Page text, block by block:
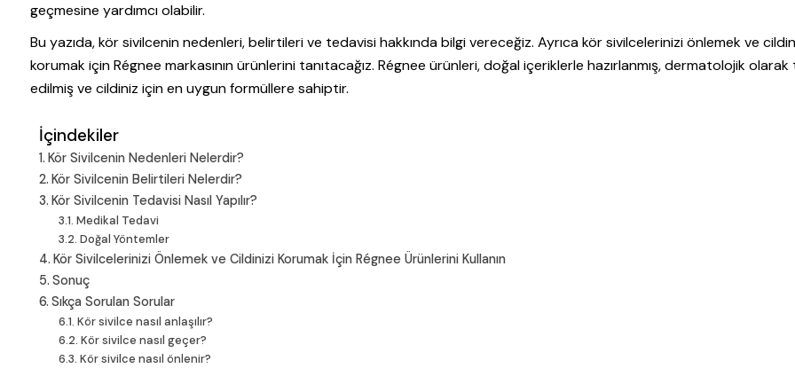
geçmesine yardımcı olabilir.
Bu yazıda, kör sivilcenin nedenleri, belirtileri ve tedavisi hakkında bilgi vereceğiz. Ayrıca kör sivilcelerinizi önlemek ve
korumak için Régnee markasının ürünlerini tanıtacağız. Régnee ürünleri, doğal içeriklerle hazırlanmış, dermatolojik
edilmiş ve cildiniz için en uygun formüllere sahiptir.
İçindekiler
Kör Sivilcenin Nedenleri Nelerdir?
Kör Sivilcenin Belirtileri Nelerdir?
Kör Sivilcenin Tedavisi Nasıl Yapılır?
Medikal Tedavi
Doğal Yöntemler
Kör Sivilcelerinizi Önlemek ve Cildinizi Korumak İçin Régnee Ürünlerini Kullanın
Sonuç
Sıkça Sorulan Sorular
Kör sivilce nasıl anlaşılır?
Kör sivilce nasıl geçer?
Kör sivilce nasıl önlenir?